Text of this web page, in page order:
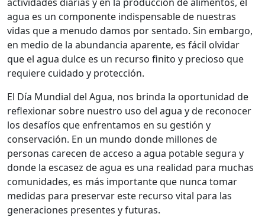
agua es un componente indispensable de nuestras
vidas que a menudo damos por sentado. Sin embargo,
en medio de la abundancia aparente, es fácil olvidar
que el agua dulce es un recurso finito y precioso que
requiere cuidado y protección.
El Día Mundial del Agua, nos brinda la oportunidad de
reflexionar sobre nuestro uso del agua y de reconocer
los desafíos que enfrentamos en su gestión y
conservación. En un mundo donde millones de
personas carecen de acceso a agua potable segura y
donde la escasez de agua es una realidad para muchas
comunidades, es más importante que nunca tomar
medidas para preservar este recurso vital para las
generaciones presentes y futuras.